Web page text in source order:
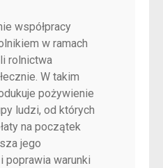
współpracy
w ramach
rolnictwa
W takim
pożywienie
ludzi, od których
na początek
jego
warunki